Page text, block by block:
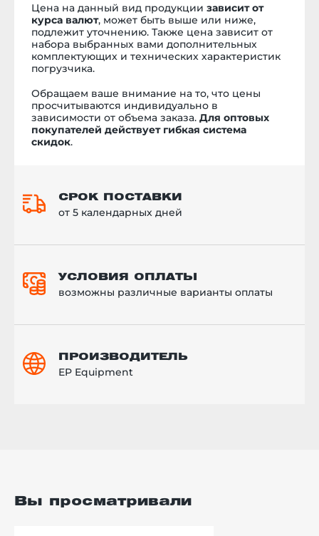
Цена на данный вид продукции зависит от
курса валют, может быть выше или ниже,
подлежит уточнению. Также цена зависит от
набора выбранных вами дополнительных
комплектующих и технических характеристик
погрузчика.
Обращаем ваше внимание на то, что цены
просчитываются индивидуально в
зависимости от объема заказа. Для оптовых
покупателей действует гибкая система
скидок.
СРОК ПОСТАВКИ
от 5 календарных дней
УСЛОВИЯ ОПЛАТЫ
возможны различные варианты оплаты
ПРОИЗВОДИТЕЛЬ
EP Equipment
Вы просматривали